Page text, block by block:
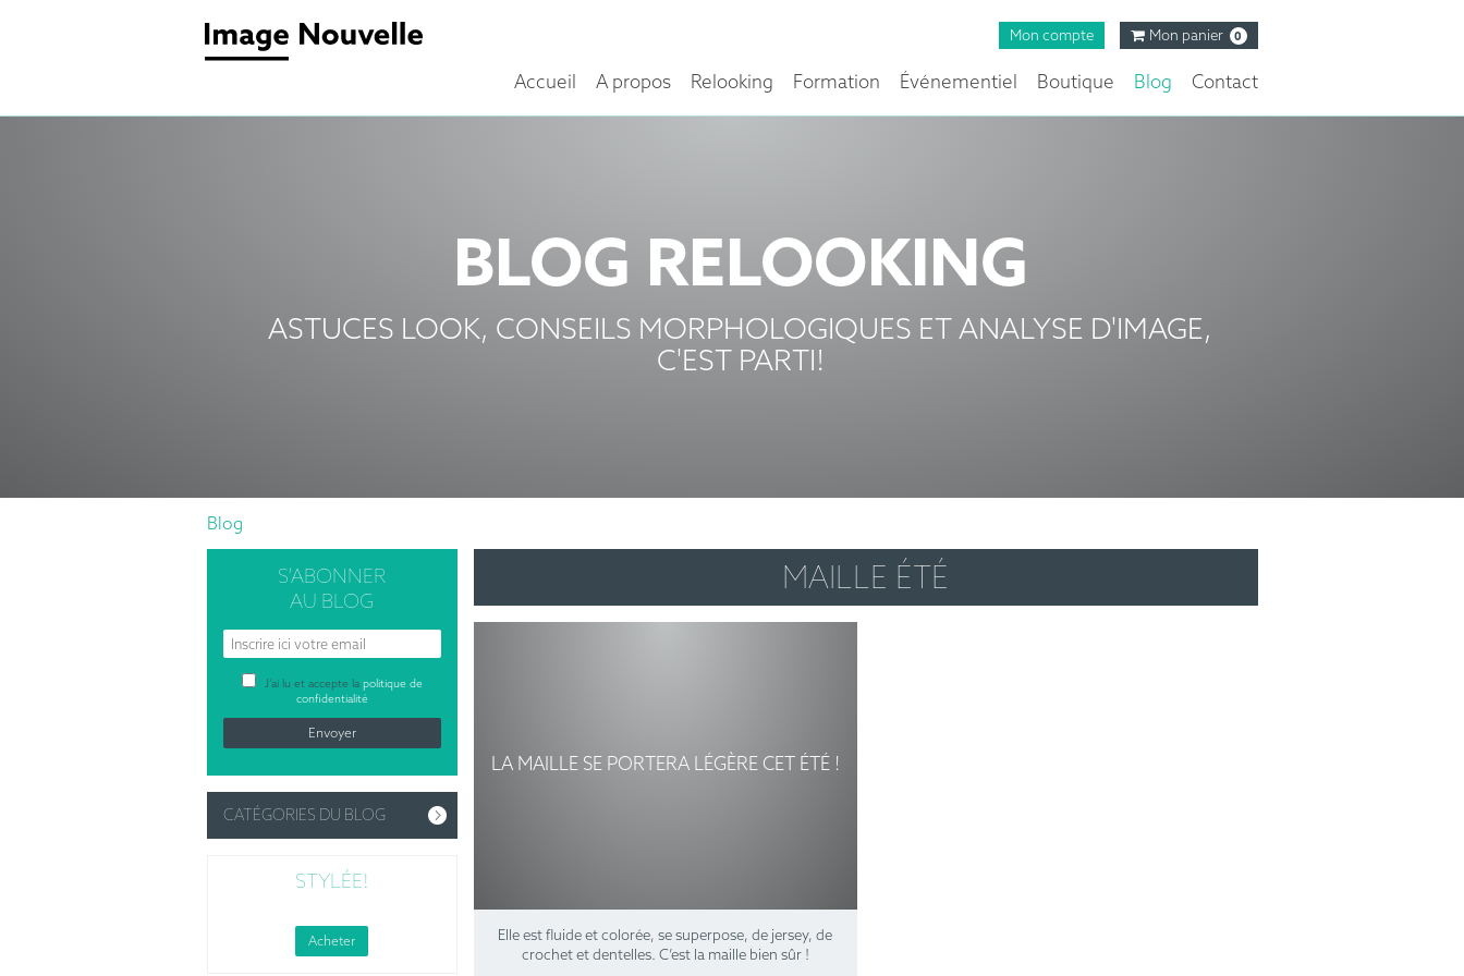
Mon compte Mon panier 0
Accueil A propos Relooking Formation Événementiel Boutique Blog Contact
BLOG RELOOKING
ASTUCES LOOK, CONSEILS MORPHOLOGIQUES ET ANALYSE D'IMAGE,
C'EST PARTI!
Blog
MAILLE ÉTÉ
LA MAILLE SE PORTERA LÉGÈRE CET ÉTÉ !
Elle est fluide et colorée, se superpose, de jersey, de
crochet et dentelles. C’est la maille bien sûr !
S’ABONNER
AU BLOG
J’ai lu et accepte la politique de
confidentialité
CATÉGORIES DU BLOG
STYLÉE!
Acheter